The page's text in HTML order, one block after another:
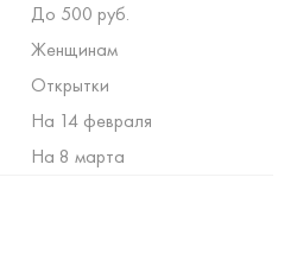
До 500 руб.
Женщинам
Открытки
На 14 февраля
На 8 марта